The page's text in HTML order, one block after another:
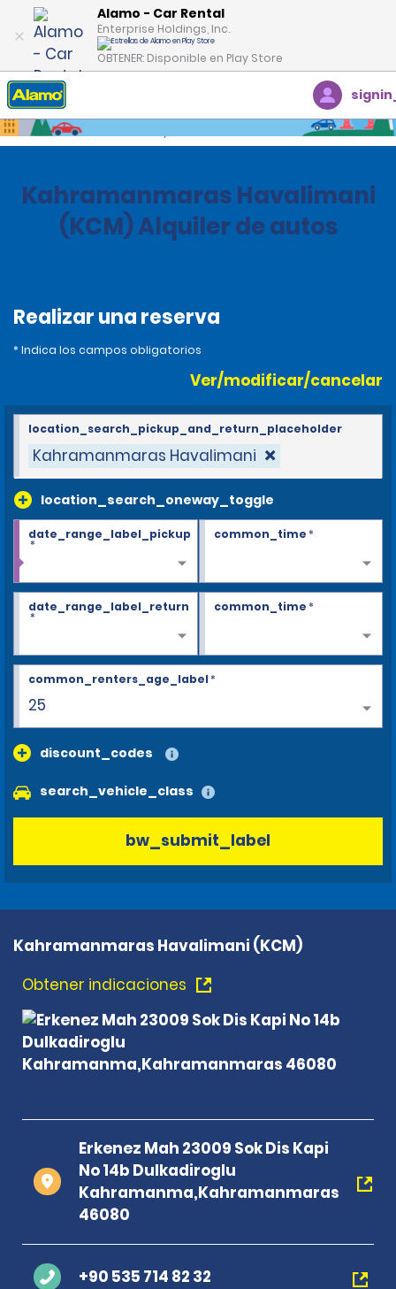
Alamo - Car Rental
Enterprise Holdings, Inc.
OBTENER: Disponible en Play Store
Inicio Oficinas
Kahramanmaras Havalimani
(KCM) Alquiler de autos
Realizar una reserva
* Indica los campos obligatorios
Ver/modificar/cancelar
Kahramanmaras Havalimani
location_search_oneway_toggle
location_search_pickup_and_return_placeholder
date_range_label_pickup
*
common_time*
date_range_label_return
*
common_time*
28+
common_renters_age_label*
discount_codes
search_vehicle_class
bw_submit_label
Kahramanmaras Havalimani (KCM)
Obtener indicaciones
Erkenez Mah 23009 Sok Dis Kapi
No 14b Dulkadiroglu
Kahramanma,Kahramanmaras
46080
+90 535 714 82 32